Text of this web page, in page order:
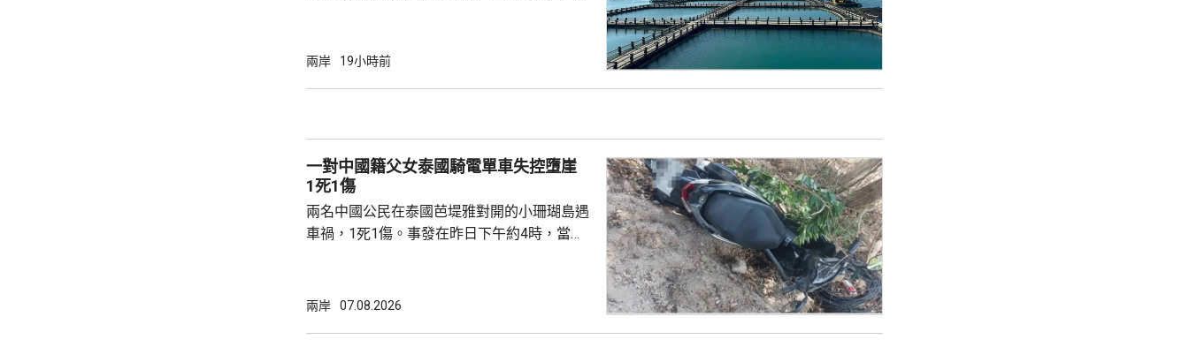
萬 要求研發大黃魚人工繁殖技術 福建位於中
都澳等。 在三都澳，有漁民看中當地水質、水
流和水溫適合，設立養...
兩岸 19小時前
一對中國籍父女泰國騎電單車失控墮崖
1死1傷
兩名中國公民在泰國芭堤雅對開的小珊瑚島遇
車禍，1死1傷。事發在昨日下午約4時，當地
歲父親當場死亡，年約30歲的女兒受傷送院救
兩岸 07.08.2026